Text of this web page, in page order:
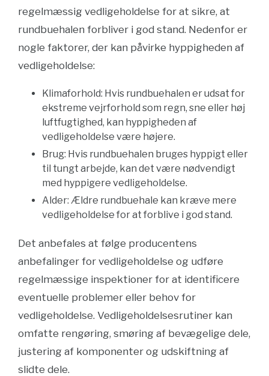
regelmæssig vedligeholdelse for at sikre, at
rundbuehalen forbliver i god stand. Nedenfor er
nogle faktorer, der kan påvirke hyppigheden af
vedligeholdelse:
Klimaforhold: Hvis rundbuehalen er udsat for
ekstreme vejrforhold som regn, sne eller høj
luftfugtighed, kan hyppigheden af
vedligeholdelse være højere.
Brug: Hvis rundbuehalen bruges hyppigt eller
til tungt arbejde, kan det være nødvendigt
med hyppigere vedligeholdelse.
Alder: Ældre rundbuehale kan kræve mere
vedligeholdelse for at forblive i god stand.
Det anbefales at følge producentens
anbefalinger for vedligeholdelse og udføre
regelmæssige inspektioner for at identificere
eventuelle problemer eller behov for
vedligeholdelse. Vedligeholdelsesrutiner kan
omfatte rengøring, smøring af bevægelige dele,
justering af komponenter og udskiftning af
slidte dele.